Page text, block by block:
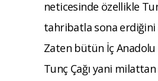
neticesinde özellikle
tahribatla sona
Zaten bütün İç Anadolu
Tunç Çağı yani